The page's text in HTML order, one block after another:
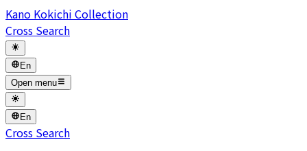
Kano Kokichi Collection
Cross Search
En
Open menu
En
Cross Search